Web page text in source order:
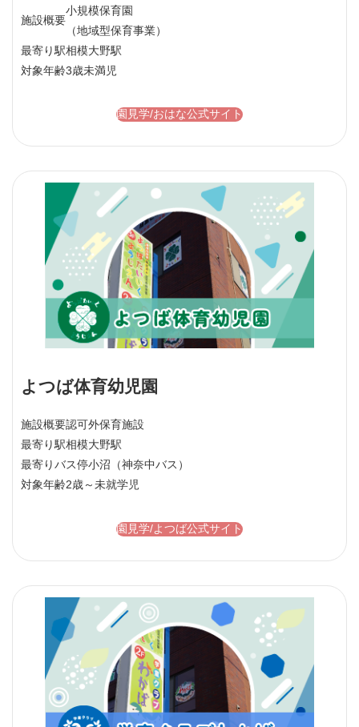
施設概要
小規模保育園
（地域型保育事業）
最寄り駅相模大野駅
対象年齢3歳未満児
園見学/おはな公式サイト
よつば体育幼児園
施設概要認可外保育施設
最寄り駅相模大野駅
最寄りバス停小沼（神奈中バス）
対象年齢2歳～未就学児
園見学/よつば公式サイト